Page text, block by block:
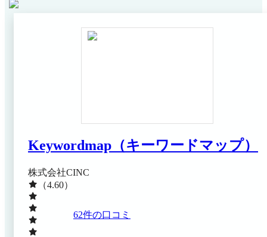
Keywordmap（キーワードマップ）
株式会社CINC
（4.60）
62件の口コミ